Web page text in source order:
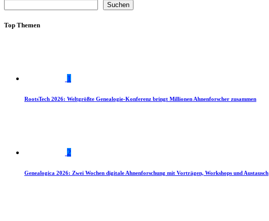
Suchen
Top Themen
1
RootsTech 2026: Weltgrößte Genealogie-Konferenz bringt Millionen Ahnenforscher zusammen
2
Genealogica 2026: Zwei Wochen digitale Ahnenforschung mit Vorträgen, Workshops und Austausch